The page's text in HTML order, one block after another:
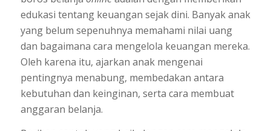
edukasi tentang keuangan sejak dini. Banyak anak
yang belum sepenuhnya memahami nilai uang
dan bagaimana cara mengelola keuangan mereka.
Oleh karena itu, ajarkan anak mengenai
pentingnya menabung, membedakan antara
kebutuhan dan keinginan, serta cara membuat
anggaran belanja.